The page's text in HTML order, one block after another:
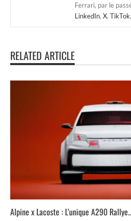
Ferrari, par le
LinkedIn, X, TikTok,
RELATED ARTICLE
Alpine x Lacoste : L’unique A290